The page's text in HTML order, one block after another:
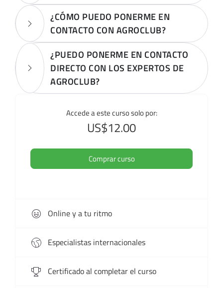
Accede a este curso solo por:
US$12.00
Comprar curso
Online y a tu ritmo
Especialistas internacionales
Certificado al completar el curso
¿CÓMO PUEDO PONERME EN
CONTACTO CON AGROCLUB?
¿PUEDO PONERME EN CONTACTO
DIRECTO CON LOS EXPERTOS DE
AGROCLUB?